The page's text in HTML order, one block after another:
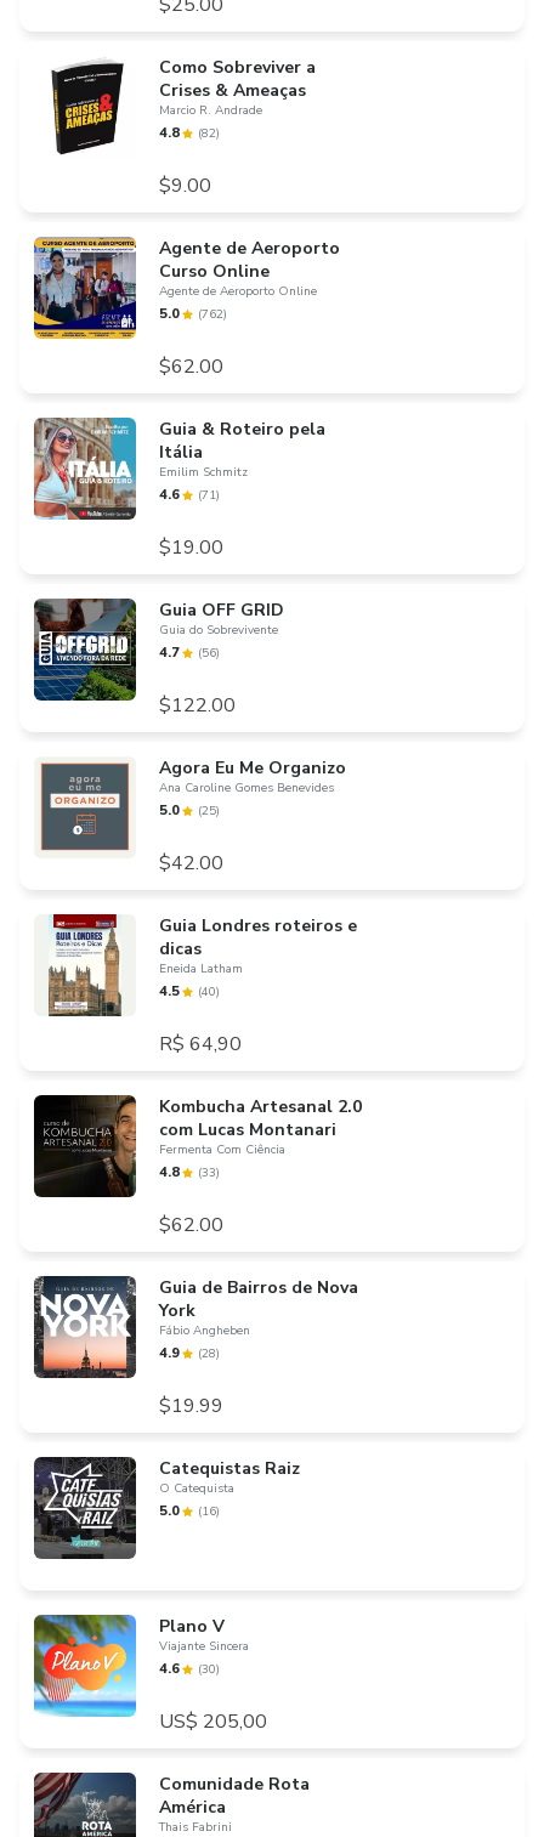
Como Sobreviver a
Crises & Ameaças
Marcio R. Andrade
4.8 (82)
$9.00
Agente de Aeroporto
Curso Online
Agente de Aeroporto Online
5.0 (762)
$62.00
Guia & Roteiro pela
Itália
Emilim Schmitz
4.6 (71)
$19.00
Guia OFF GRID
Guia do Sobrevivente
4.7 (56)
$122.00
Agora Eu Me Organizo
Ana Caroline Gomes Benevides
5.0 (25)
$42.00
Guia Londres roteiros e
dicas
Eneida Latham
4.5 (40)
R$ 64,90
Kombucha Artesanal 2.0
com Lucas Montanari
Fermenta Com Ciência
4.8 (33)
$62.00
Guia de Bairros de Nova
York
Fábio Angheben
4.9 (28)
$19.99
Catequistas Raiz
O Catequista
5.0 (16)
Plano V
Viajante Sincera
4.6 (30)
US$ 205,00
Comunidade Rota
América
Thais Fabrini